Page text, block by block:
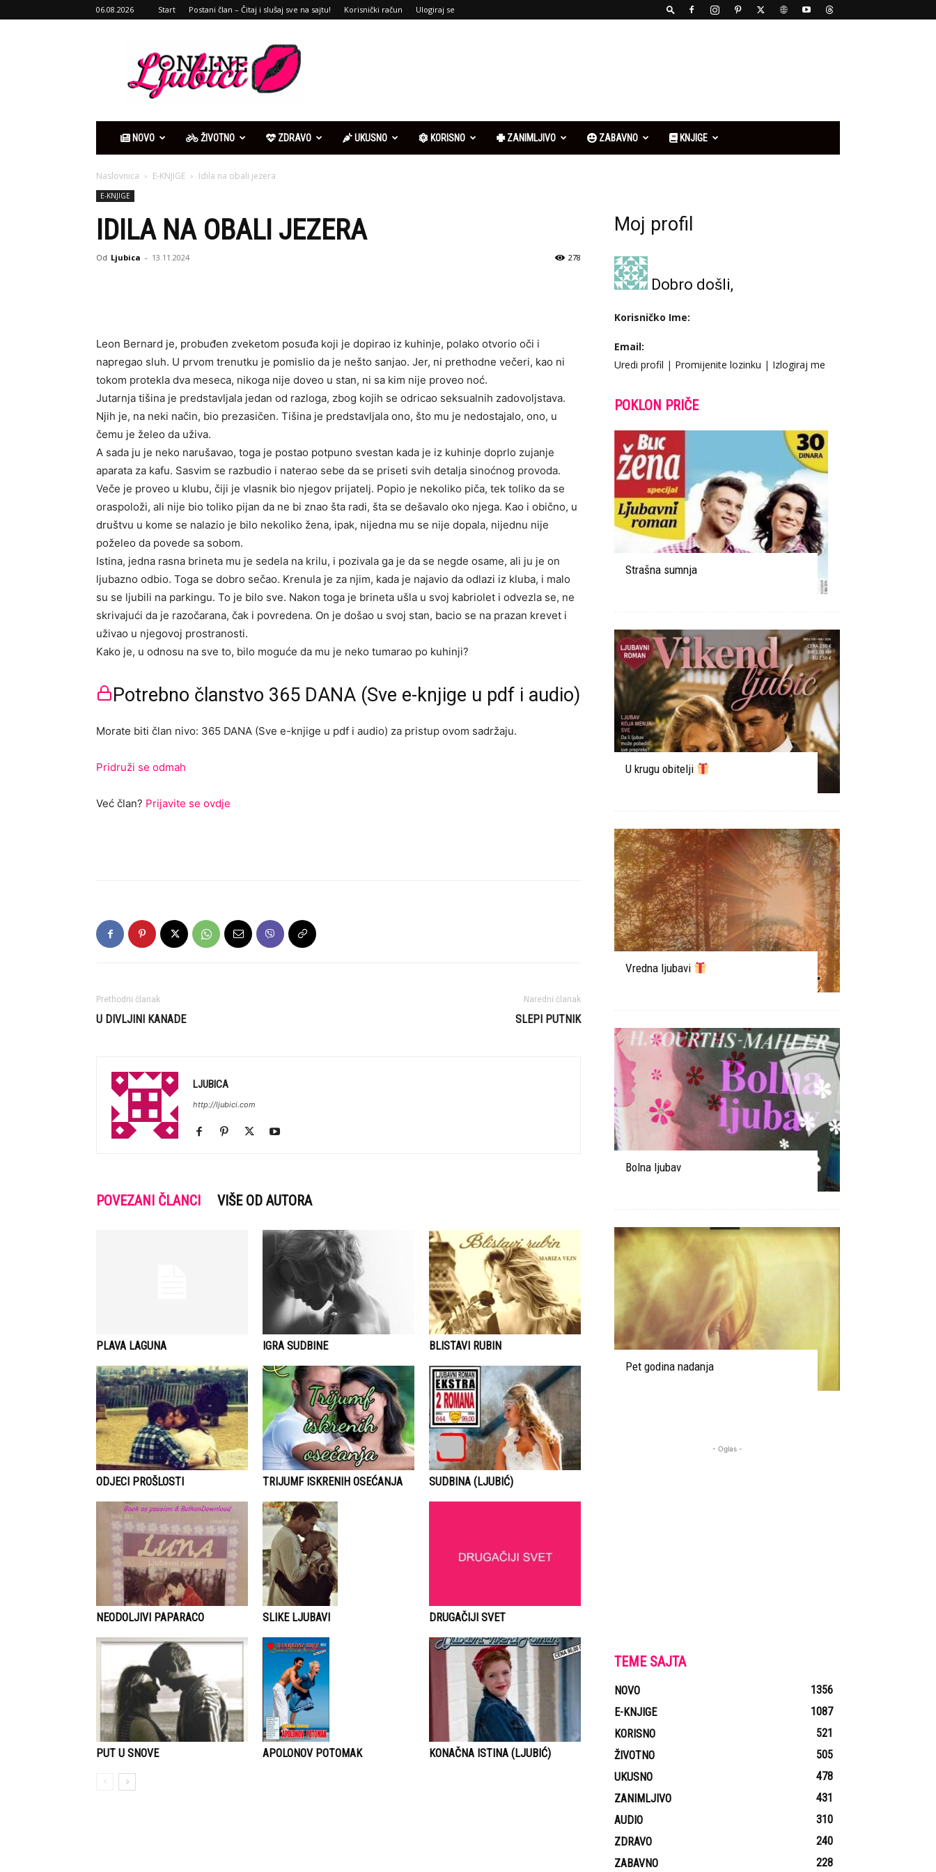
06.08.2026 Start Postani član – Čitaj i slušaj sve na sajtu! Korisnički račun Ulogiraj se
online
NOVO ŽIVOTNO ZDRAVO UKUSNO KORISNO ZANIMLJIVO ZABAVNO KNJIGE
Naslovnica E-KNJIGE Idila na obali jezera
E-KNJIGE
IDILA NA OBALI JEZERA
Od Ljubica - 13.11.2024 278
Leon Bernard je, probuđen zveketom posuđa koji je dopirao iz kuhinje, polako otvorio oči i
napregao sluh. U prvom trenutku je pomislio da je nešto sanjao. Jer, ni prethodne večeri, kao ni
tokom protekla dva meseca, nikoga nije doveo u stan, ni sa kim nije proveo noć.
Jutarnja tišina je predstavljala jedan od razloga, zbog kojih se odricao seksualnih zadovoljstava.
Njih je, na neki način, bio prezasičen. Tišina je predstavljala ono, što mu je nedostajalo, ono, u
čemu je želeo da uživa.
A sada ju je neko narušavao, toga je postao potpuno svestan kada je iz kuhinje doprlo zujanje
aparata za kafu. Sasvim se razbudio i naterao sebe da se priseti svih detalja sinoćnog provoda.
Veče je proveo u klubu, čiji je vlasnik bio njegov prijatelj. Popio je nekoliko piča, tek toliko da se
oraspoloži, ali nije bio toliko pijan da ne bi znao šta radi, šta se dešavalo oko njega. Kao i obično, u
društvu u kome se nalazio je bilo nekoliko žena, ipak, nijedna mu se nije dopala, nijednu nije
poželeo da povede sa sobom.
Istina, jedna rasna brineta mu je sedela na krilu, i pozivala ga je da se negde osame, ali ju je on
ljubazno odbio. Toga se dobro sečao. Krenula je za njim, kada je najavio da odlazi iz kluba, i malo
su se ljubili na parkingu. To je bilo sve. Nakon toga je brineta ušla u svoj kabriolet i odvezla se, ne
skrivajući da je razočarana, čak i povredena. On je došao u svoj stan, bacio se na prazan krevet i
uživao u njegovoj prostranosti.
Kako je, u odnosu na sve to, bilo moguće da mu je neko tumarao po kuhinji?
Potrebno članstvo 365 DANA (Sve e-knjige u pdf i audio)
Morate biti član nivo: 365 DANA (Sve e-knjige u pdf i audio) za pristup ovom sadržaju.
Pridruži se odmah
Već član? Prijavite se ovdje
Prethodni članak
U DIVLJINI KANADE
Naredni članak
SLEPI PUTNIK
LJUBICA
http://ljubici.com
POVEZANI ČLANCI VIŠE OD AUTORA
PLAVA LAGUNA IGRA SUDBINE BLISTAVI RUBIN
ODJECI PROŠLOSTI TRIJUMF ISKRENIH OSEĆANJA SUDBINA (LJUBIĆ)
NEODOLJIVI PAPARACO SLIKE LJUBAVI DRUGAČIJI SVET
PUT U SNOVE APOLONOV POTOMAK KONAČNA ISTINA (LJUBIĆ)
Moj profil
Dobro došli,
Korisničko Ime:
Email:
Uredi profil | Promijenite lozinku | Izlogiraj me
POKLON PRIČE
Strašna sumnja
U krugu obitelji
Vredna ljubavi
Bolna ljubav
Pet godina nadanja
- Oglas -
TEME SAJTA
NOVO
1356
E-KNJIGE
1087
KORISNO
521
ŽIVOTNO
505
UKUSNO
478
ZANIMLJIVO
431
AUDIO
310
ZDRAVO
240
ZABAVNO
228